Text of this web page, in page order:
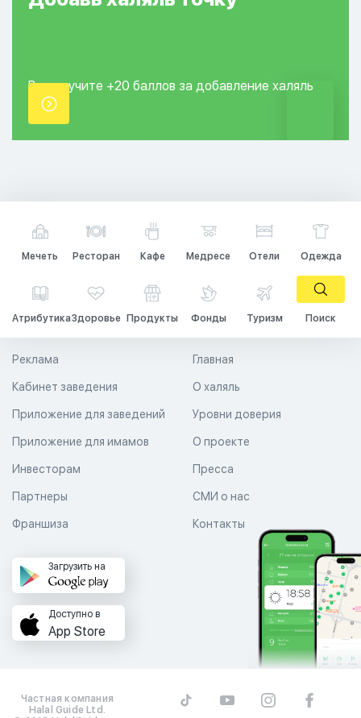
Вы получите +20 баллов за добавление халяль
точки.
Мечеть Ресторан Кафе Медресе Отели Одежда
АтрибутикаЗдоровье Продукты Фонды Туризм Поиск
Главная
О халяль
Уровни доверия
Реклама
Кабинет заведения
Приложение для заведений
Приложение для имамов О проекте
Пресса
СМИ о нас
Контакты
Инвесторам
Партнеры
Франшиза
Загрузить на
Доступно в
App Store
Частная компания
Halal Guide Ltd.